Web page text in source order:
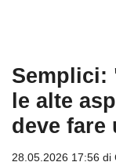
Semplici:
le alte
deve fare
28.05.2026 17:56 di